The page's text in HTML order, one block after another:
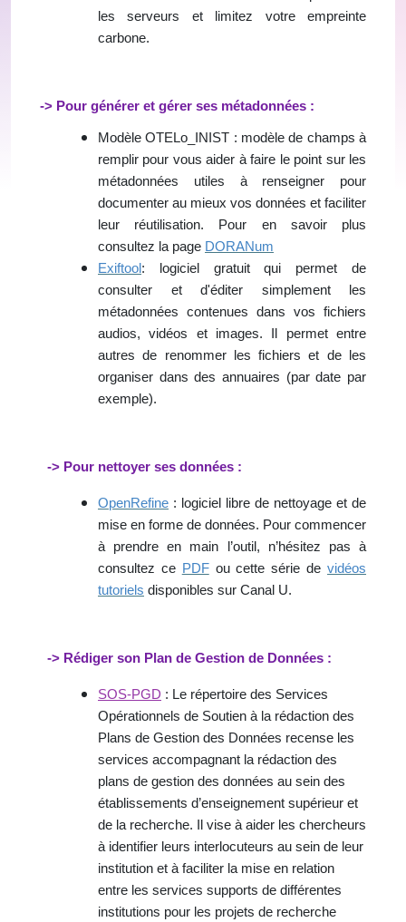
les serveurs et limitez votre empreinte
carbone.
-> Pour générer et gérer ses métadonnées :
Modèle OTELo_INIST : modèle de champs à
remplir pour vous aider à faire le point sur les
métadonnées utiles à renseigner pour
documenter au mieux vos données et faciliter
leur réutilisation. Pour en savoir plus
consultez la page DORANum
Exiftool : logiciel gratuit qui permet de
consulter et d'éditer simplement les
métadonnées contenues dans vos fichiers
audios, vidéos et images. Il permet entre
autres de renommer les fichiers et de les
organiser dans des annuaires (par date par
exemple).
-> Pour nettoyer ses données :
OpenRefine : logiciel libre de nettoyage et de
mise en forme de données. Pour commencer
à prendre en main l’outil, n’hésitez pas à
consultez ce PDFou cette série devidéos
tutoriels disponibles sur Canal U.
-> Rédiger son Plan de Gestion de Données :
SOS-PGD : Le répertoire des Services
Opérationnels de Soutien à la rédaction des
Plans de Gestion des Données recense les
services accompagnant la rédaction des
plans de gestion des données au sein des
établissements d’enseignement supérieur et
de la recherche. Il vise à aider les chercheurs
à identifier leurs interlocuteurs au sein de leur
institution et à faciliter la mise en relation
entre les services supports de différentes
institutions pour les projets de recherche